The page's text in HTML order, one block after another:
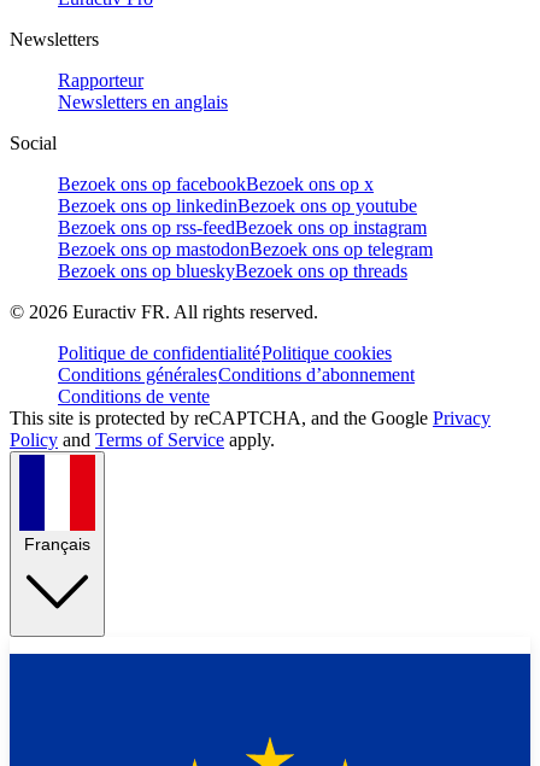
Newsletters
Rapporteur
Newsletters en anglais
Social
Bezoek ons op facebookBezoek ons op x
Bezoek ons op linkedinBezoek ons op youtube
Bezoek ons op rss-feedBezoek ons op instagram
Bezoek ons op mastodonBezoek ons op telegram
Bezoek ons op blueskyBezoek ons op threads
© 2026 Euractiv FR. All rights reserved.
Politique de confidentialitéPolitique cookies
Conditions généralesConditions d’abonnement
Conditions de vente
This site is protected by reCAPTCHA, and the Google Privacy
Policy and Terms of Service apply.
Français